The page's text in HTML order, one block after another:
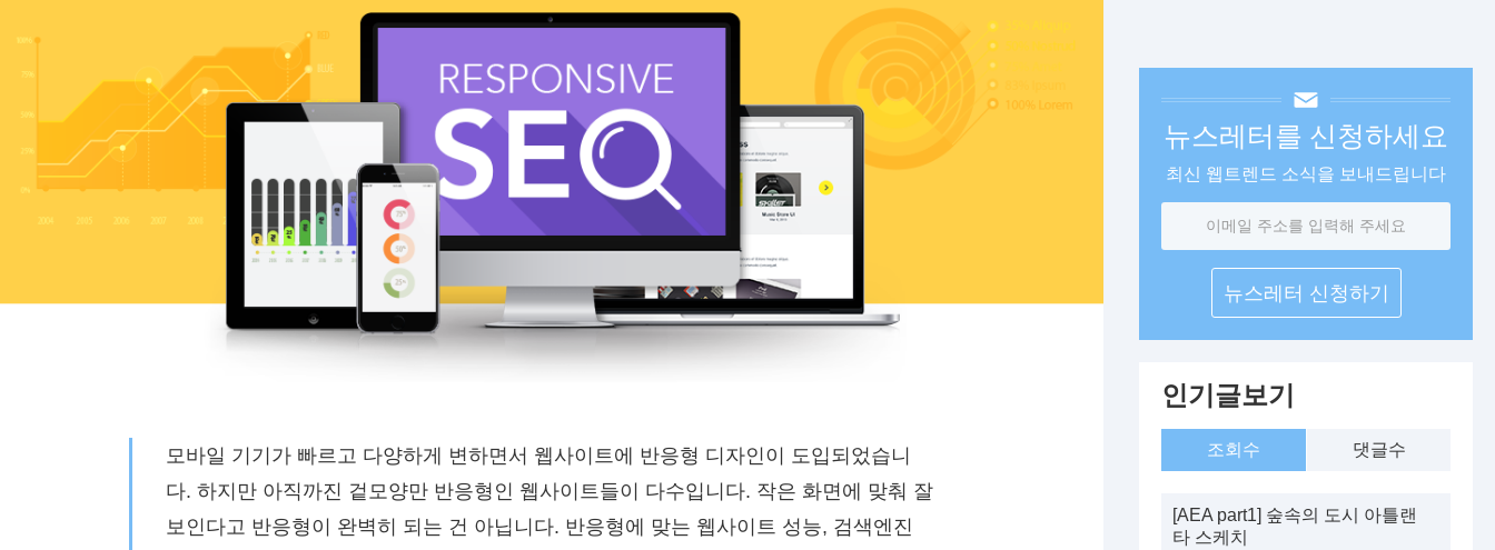
모바일 기기가 빠르고 다양하게 변하면서 웹사이트에 반응형 디자인이 도입되었습니
다. 하지만 아직까진 겉모양만 반응형인 웹사이트들이 다수입니다. 작은 화면에 맞춰 잘
보인다고 반응형이 완벽히 되는 건 아닙니다. 반응형에 맞는 웹사이트 성능, 검색엔진
뉴스레터를 신청하세요
최신 웹트렌드 소식을 보내드립니다
일
인기글보기
조회수 댓글수
[AEA part1] 숲속의 도시 아틀랜
타 스케치